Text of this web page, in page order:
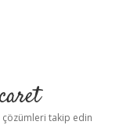
çözümleri takip edin